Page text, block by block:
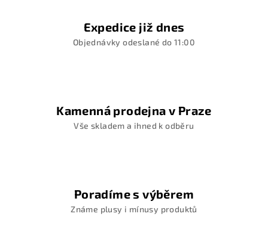
Expedice již dnes
Objednávky odeslané do 11:00
Kamenná prodejna v Praze
Vše skladem a ihned k odběru
Poradíme s výběrem
Známe plusy i mínusy produktů